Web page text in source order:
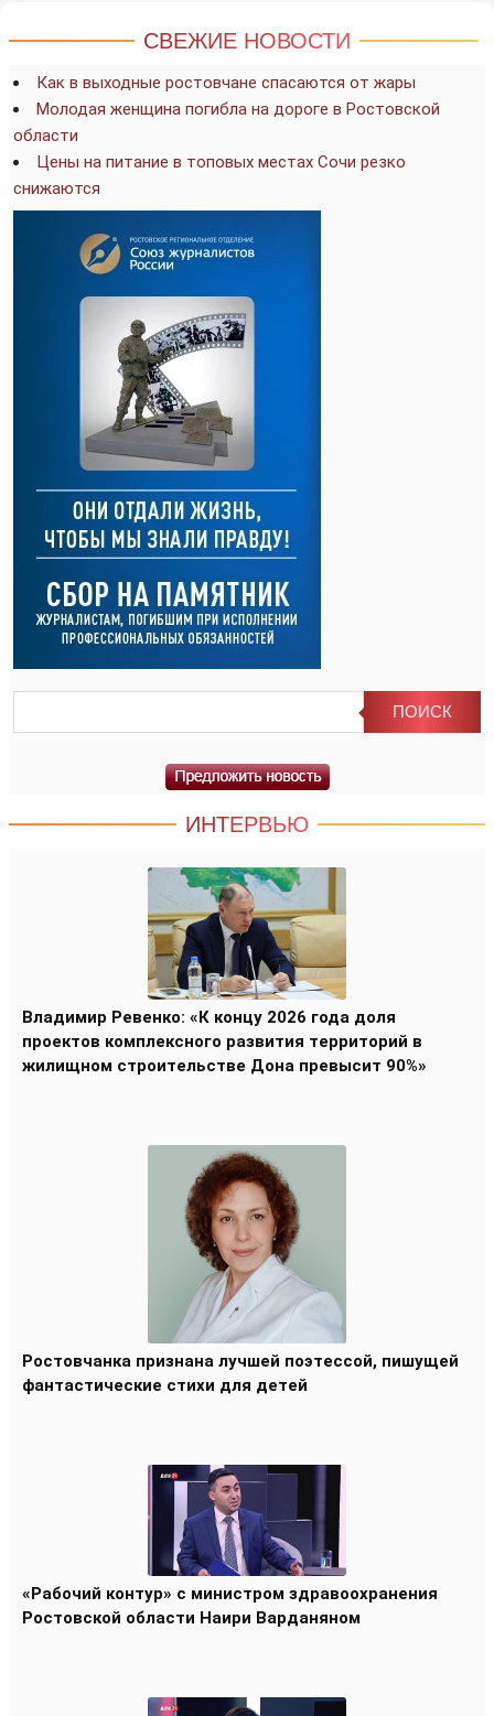
СВЕЖИЕ НОВОСТИ
Как в выходные ростовчане спасаются от жары
Молодая женщина погибла на дороге в Ростовской
области
Цены на питание в топовых местах Сочи резко
снижаются
ИНТЕРВЬЮ
Владимир Ревенко: «К концу 2026 года доля
проектов комплексного развития территорий в
жилищном строительстве Дона превысит 90%»
Ростовчанка признана лучшей поэтессой, пишущей
фантастические стихи для детей
«Рабочий контур» с министром здравоохранения
Ростовской области Наири Варданяном